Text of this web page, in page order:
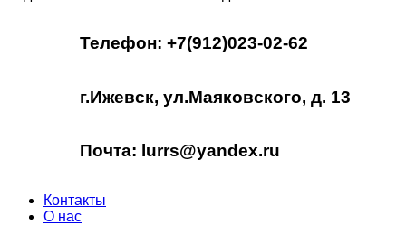
Телефон: +7(912)023-02-62
г.Ижевск, ул.Маяковского, д. 13
Почта: lurrs@yandex.ru
Контакты
О нас